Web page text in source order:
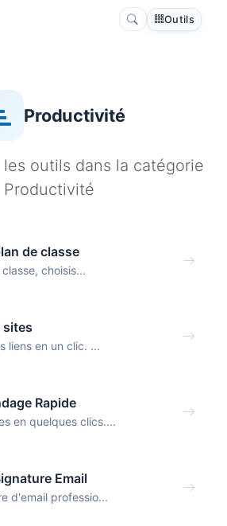
Outils
Productivité
outils dans la catégorie
Productivité
de classe
choisis...
sites
liens en un clic. ...
Rapide
en quelques clics....
Email
d'email professio...